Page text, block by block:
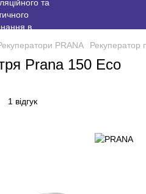
PRANA Рекуператор
Prana 150 Eco
1 відгук